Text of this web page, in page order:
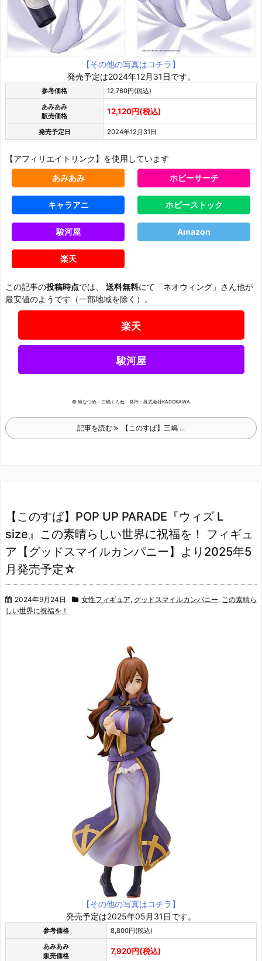
【その他の写真はコチラ】
発売予定は2024年12月31日です。
参考価格
12,760円(税込)
あみあみ
販売価格
12,120円(税込)
発売予定日 2024年12月31日
【アフィリエイトリンク】を使用しています
あみあみ
ホビーサーチ
キャラアニ ホビーストック
駿河屋 Amazon
楽天
この記事の投稿時点では、 送料無料にて「ネオウィング」さん他が
最安値のようです（一部地域を除く）。
楽天
駿河屋
© 暁なつめ・三嶋くろね 発行：株式会社KADOKAWA
記事を読む 【このすば】三嶋 ...
【このすば】POP UP PARADE『ウィズ L
size』この素晴らしい世界に祝福を！ フィギュ
ア【グッドスマイルカンパニー】より2025年5
月発売予定☆
2024年9月24日 女性フィギュア, グッドスマイルカンパニー, この素晴ら
しい世界に祝福を！
【その他の写真はコチラ】
発売予定は2025年05月31日です。
参考価格
8,800円(税込)
あみあみ
販売価格
7,920円(税込)